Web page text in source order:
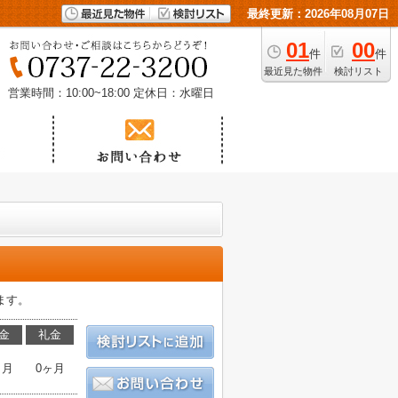
最終更新：2026年08月07日
01件
最近見た物件
00件
検討リスト
営業時間：10:00~18:00 定休日：水曜日
。
礼金
0ヶ月